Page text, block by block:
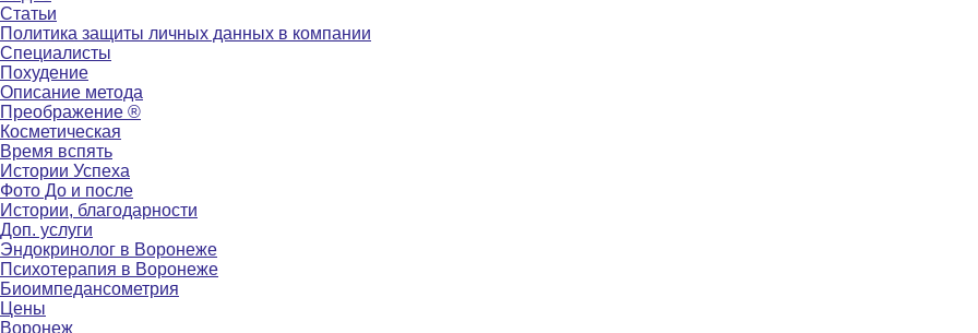
Статьи
Политика защиты личных данных в компании
Специалисты
Похудение
Описание метода
Преображение ®
Косметическая
Время вспять
Истории Успеха
Фото До и после
Истории, благодарности
Доп. услуги
Эндокринолог в Воронеже
Психотерапия в Воронеже
Биоимпедансометрия
Цены
Воронеж